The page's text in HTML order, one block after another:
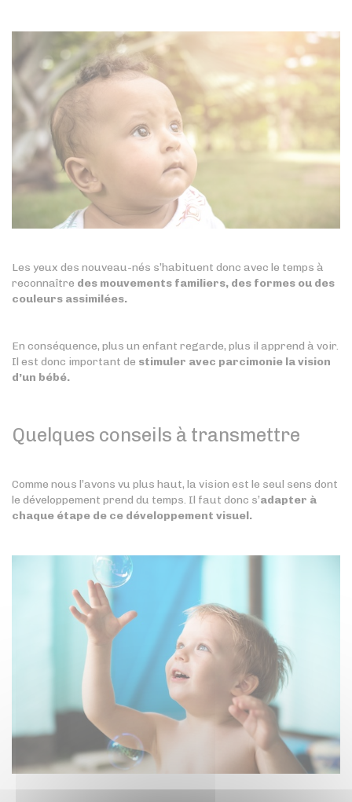
Les yeux des nouveau-nés s’habituent donc avec le temps à
reconnaître des mouvements familiers, des formes ou des
couleurs assimilées.
En conséquence, plus un enfant regarde, plus il apprend à voir.
Il est donc important de stimuler avec parcimonie la vision
d’un bébé.
Quelques conseils à transmettre
Comme nous l’avons vu plus haut, la vision est le seul sens dont
le développement prend du temps. Il faut donc s’adapter à
chaque étape de ce développement visuel.